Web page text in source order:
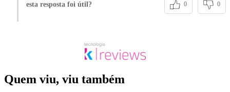
esta resposta foi útil? 0 0
Quem viu, viu também